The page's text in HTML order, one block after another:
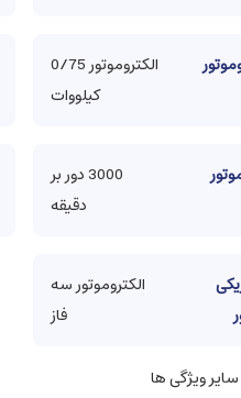
الکتروموتور 0/75
کیلووات
3000 دور بر
دقیقه
الکتروموتور سه
فاز
ویژگی ها